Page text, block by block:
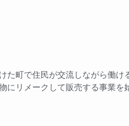
た町で住民が交流しながら働け
にリメークして販売する事業を